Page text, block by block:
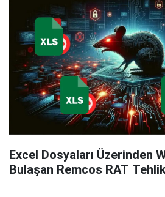
Excel Dosyaları Üzerinden
Bulaşan Remcos RAT